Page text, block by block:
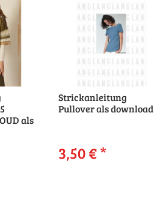
als
Strickanleitung
Pullover als download
3,50 €*